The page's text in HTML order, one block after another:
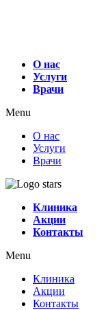
О нас
Услуги
Врачи
Menu
О нас
Услуги
Врачи
Клиника
Акции
Контакты
Menu
Клиника
Акции
Контакты